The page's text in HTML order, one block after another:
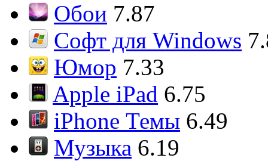
Обои 7.87
Софт для Windows
Юмор 7.33
Apple iPad 6.75
iPhone Темы 6.49
Музыка 6.19